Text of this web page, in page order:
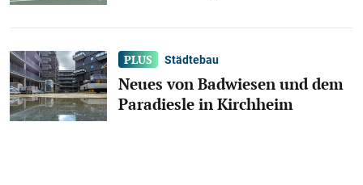
Städtebau
Neues von Badwiesen und dem
Paradiesle in Kirchheim